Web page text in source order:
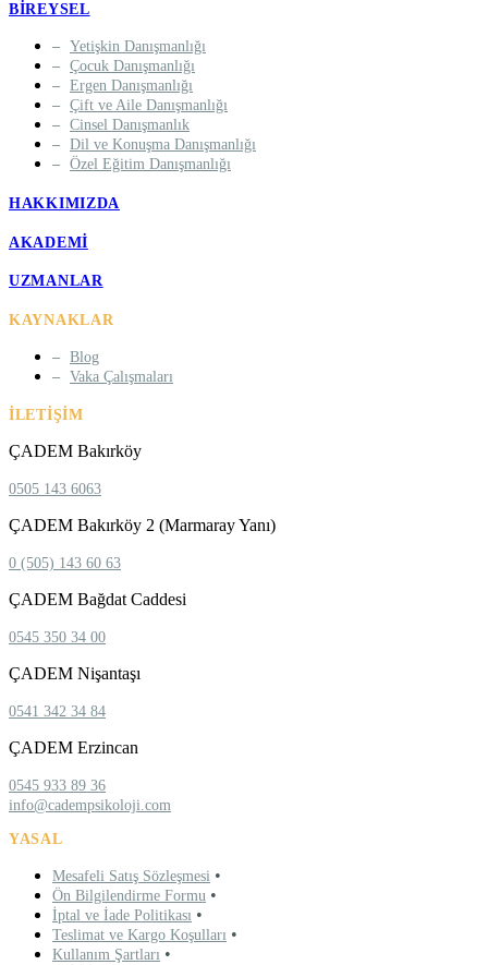
BIREYSEL
Yetişkin Danışmanlığı
Çocuk Danışmanlığı
Ergen Danışmanlığı
Çift ve Aile Danışmanlığı
Cinsel Danışmanlık
Dil ve Konuşma Danışmanlığı
Özel Eğitim Danışmanlığı
HAKKIMIZDA
AKADEMI
UZMANLAR
KAYNAKLAR
Blog
Vaka Çalışmaları
İLETIŞIM
ÇADEM Bakırköy
0505 143 6063
ÇADEM Bakırköy 2 (Marmaray Yanı)
0 (505) 143 60 63
ÇADEM Bağdat Caddesi
0545 350 34 00
ÇADEM Nişantaşı
0541 342 34 84
ÇADEM Erzincan
0545 933 89 36
info@cadempsikoloji.com
YASAL
Mesafeli Satış Sözleşmesi •
Ön Bilgilendirme Formu •
İptal ve İade Politikası •
Teslimat ve Kargo Koşulları •
Kullanım Şartları •